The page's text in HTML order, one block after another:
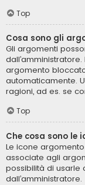
Top
Cosa sono gli
Gli argomenti
argomento
automaticamente.
ragioni, ad es. se
Top
Che cosa sono le
Le icone
associate agli
possibilità di usarle
dall’amministratore.